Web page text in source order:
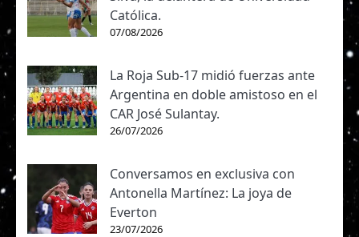
Católica.
07/08/2026
La Roja Sub-17 midió fuerzas ante
Argentina en doble amistoso en el
CAR José Sulantay.
26/07/2026
Conversamos en exclusiva con
Antonella Martínez: La joya de
Everton
23/07/2026